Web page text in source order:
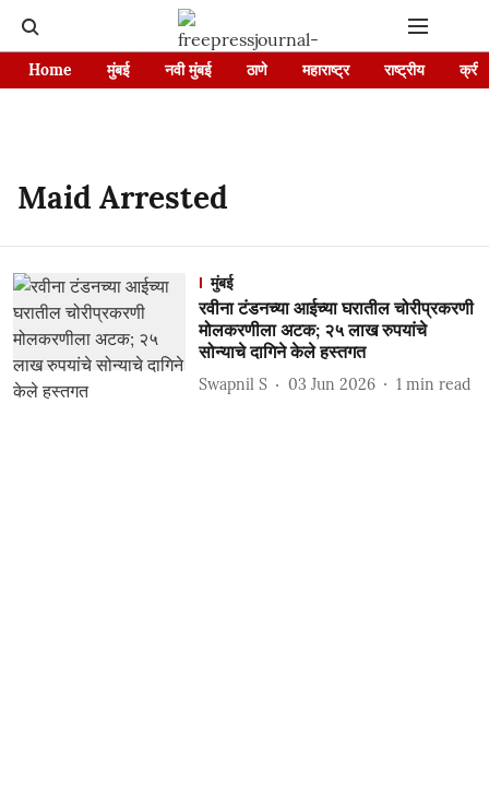
Home मुंबई नवी मुंबई ठाणे महाराष्ट्र राष्ट्रीय
Maid Arrested
मुंबई
रवीना टंडनच्या आईच्या घरातील चोरीप्रकरणी
मोलकरणीला अटक; २५ लाख रुपयांचे
सोन्याचे दागिने केले हस्तगत
Swapnil S 03 Jun 2026 1 min read